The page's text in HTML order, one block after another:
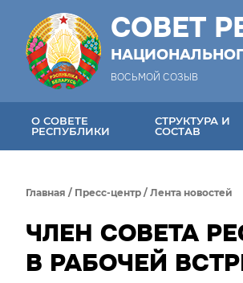
СОВЕТ
ВОСЬМОЙ СОЗЫВ
О СОВЕТЕ
РЕСПУБЛИКИ
СТРУКТУРА И
СОСТАВ
Главная / Пресс-центр / Лента новостей
ЧЛЕН СОВЕТА
В РАБОЧЕЙ